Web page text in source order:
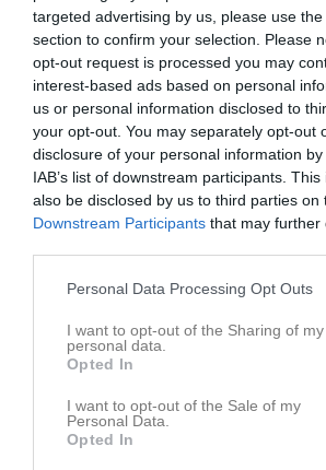
targeted advertising by us, please use
section to confirm your selection. Please
opt-out request is processed you may
interest-based ads based on personal
us or personal information disclosed to
your opt-out. You may separately opt-out
disclosure of your personal information
IAB’s list of downstream participants.
also be disclosed by us to third parties on
Downstream Participants that may further
Personal Data Processing Opt Outs
I want to opt-out of the Sharing of my
personal data.
Opted In
I want to opt-out of the Sale of my
Personal Data.
Opted In
Senast uppladdade video